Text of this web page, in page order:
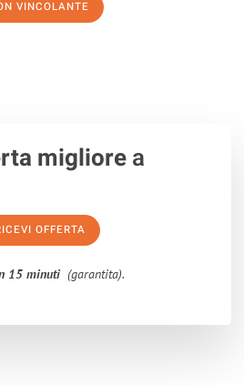
VINCOLANTE
migliorea
OFFERTA
15 minuti (garantita).